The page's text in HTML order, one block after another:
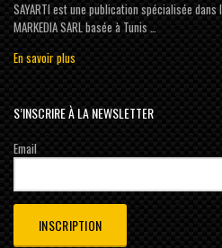
SAYARTI est une publication spécialisée
MARKEDIA SARL basée à Tunis …
En savoir plus
S’INSCRIRE À LA NEWSLETTER
Email